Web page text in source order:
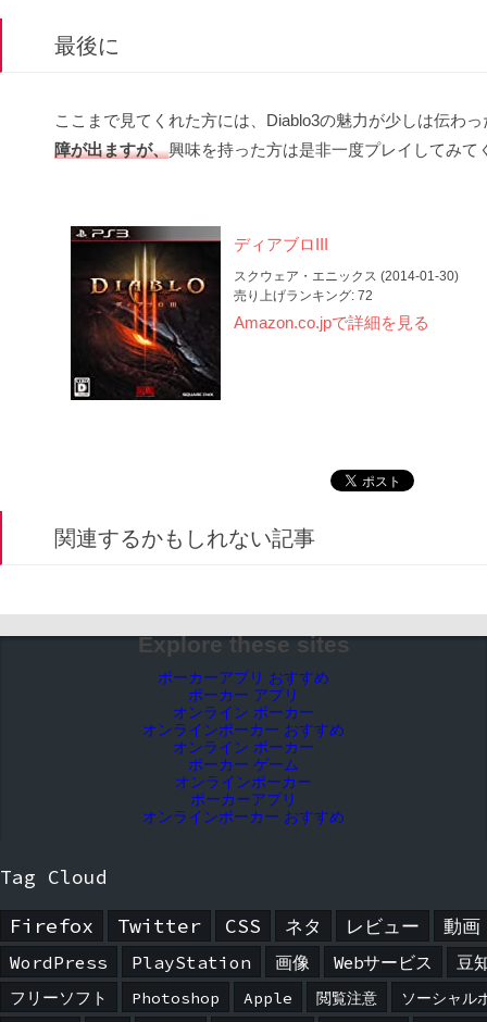
最後に
ここまで見てくれた方には、Diablo3の魅力が少しは伝わ
障が出ますが、興味を持った方は是非一度プレイしてみて
ディアブロIII
スクウェア・エニックス (2014-01-30)
売り上げランキング: 72
Amazon.co.jpで詳細を見る
関連するかもしれない記事
Explore these sites
ポーカーアプリ おすすめ
ポーカー アプリ
オンライン ポーカー
オンラインポーカー おすすめ
オンライン ポーカー
ポーカー ゲーム
オンラインポーカー
ポーカーアプリ
オンラインポーカー おすすめ
Tag Cloud
Firefox
Twitter CSS ネタ レビュー 動画
WordPress PlayStation 画像 Webサービス 豆
フリーソフト Photoshop Apple 閲覧注意 ソーシャル